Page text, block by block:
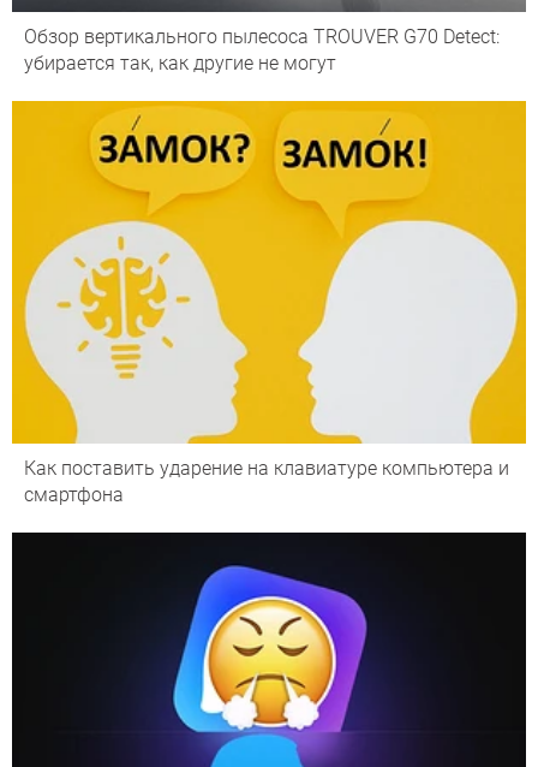
Обзор вертикального пылесоса TROUVER G70 Detect:
убирается так, как другие не могут
Как поставить ударение на клавиатуре компьютера и
смартфона